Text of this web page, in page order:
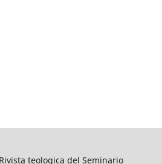
teologica del Seminario